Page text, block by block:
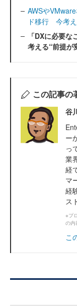
AWSや
ド移行 今考
「DXに必要
考える“前提が
この記事の
谷
ー
っ
業
経
マ
経
ス
※プ
の内
こ